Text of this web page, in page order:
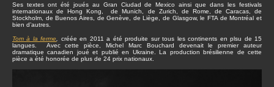
Ses textes ont été joués au Gran Ciudad de Mexico ainsi que dans les festivals
internationaux de Hong Kong, de Munich, de Zurich, de Rome, de Caracas, de
Stockholm, de Buenos Aires, de Genève, de Liège, de Glasgow, le FTA de Montréal et
bien d’autres.
Tom à la ferme
créée en 2011 a été produite sur tous les continents en plsu de 15
langues. Avec cette pièce, Michel Marc Bouchard devenait le premier auteur
dramatique canadien joué et publié en Ukraine. La production brésilienne de cette
pièce a été honorée de plus de 24 prix nationaux.